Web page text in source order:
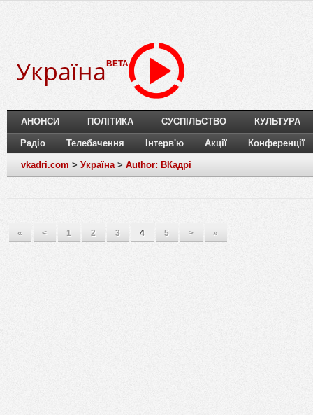
Україна BETA
АНОНСИ ПОЛІТИКА СУСПІЛЬСТВО КУЛЬТУРА
Радіо Телебачення Інтерв'ю Акції Конференції
vkadri.com > Україна> Author: ВКадрі
« < 1 2 3 4 5 > »